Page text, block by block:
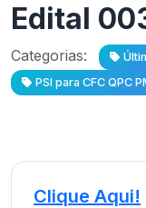
Edital
Categorias:
PSI para CFC QPC
Clique Aqui!